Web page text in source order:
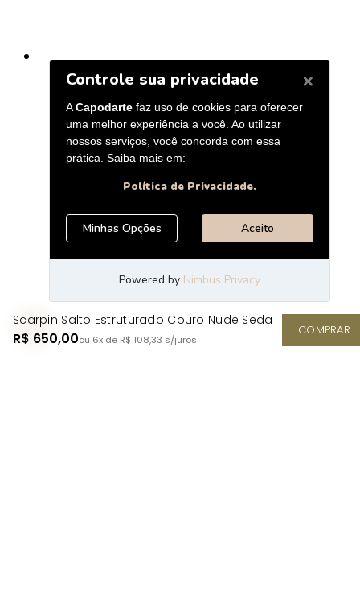
Scarpin Salto Estruturado Couro Nude Seda
R$ 650,00ou 6x de R$ 108,33 s/juros
COMPRAR